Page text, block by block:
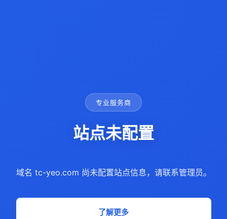
专业服务商
站点未配置
域名 tc-yeo.com 尚未配置站点信息，请联系管理员。
了解更多